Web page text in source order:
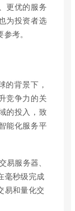
更优的服务
为投资者选
考。
的背景下，
竞争力的关
的投入，致
能化服务平
易服务器、
毫秒级完成
易和量化交